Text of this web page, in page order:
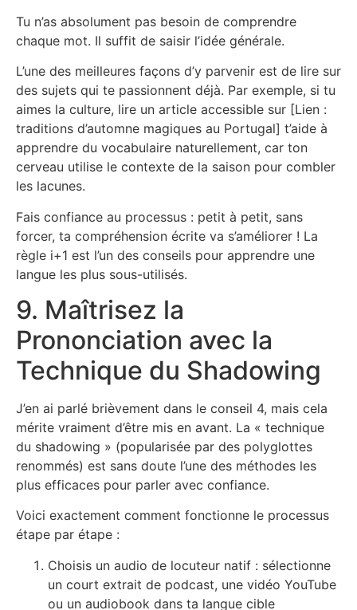
Tu n’as absolument pas besoin de comprendre
chaque mot. Il suffit de saisir l’idée générale.
L’une des meilleures façons d’y parvenir est de lire sur
des sujets qui te passionnent déjà. Par exemple, si tu
aimes la culture, lire un article accessible sur [Lien :
traditions d’automne magiques au Portugal] t’aide à
apprendre du vocabulaire naturellement, car ton
cerveau utilise le contexte de la saison pour combler
les lacunes.
Fais confiance au processus : petit à petit, sans
forcer, ta compréhension écrite va s’améliorer ! La
règle i+1 est l’un des conseils pour apprendre une
langue les plus sous-utilisés.
9. Maîtrisez la
Prononciation avec la
Technique du Shadowing
J’en ai parlé brièvement dans le conseil 4, mais cela
mérite vraiment d’être mis en avant. La « technique
du shadowing » (popularisée par des polyglottes
renommés) est sans doute l’une des méthodes les
plus efficaces pour parler avec confiance.
Voici exactement comment fonctionne le processus
étape par étape :
Choisis un audio de locuteur natif : sélectionne
un court extrait de podcast, une vidéo YouTube
ou un audiobook dans ta langue cible